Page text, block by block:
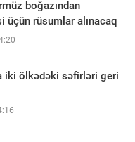
boğazından
üçün rüsumlar alınacaq
iki ölkədəki səfirləri geri